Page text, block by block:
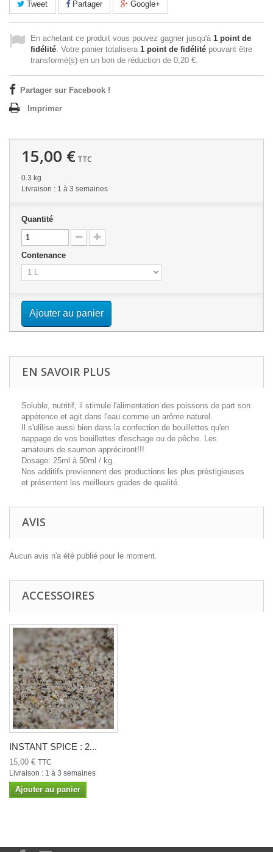
Tweet Partager Google+
En achetant ce produit vous pouvez gagner jusqu'à 1 point de
fidélité . Votre panier totalisera 1 point de fidélité pouvant être
transformé(s) en un bon de réduction de 0,20 €
Partager sur Facebook !
Imprimer
15,00 € TTC
0.3 kg
Livraison : 1 à 3 semaines
Quantité
Contenance
Ajouter au panier
EN SAVOIR PLUS
Soluble, nutritif, il stimule l'alimentation des poissons de part son
appétence et agit dans l'eau comme un arôme naturel.
Il s'ulilise aussi bien dans la confection de bouillettes qu'en
nappage de vos bouillettes d'eschage ou de pêche. Les
amateurs de saumon appréciront!!!
Dosage: 25ml à 50ml / kg.
Nos additifs proviennent des productions les plus préstigieuses
et présentent les meilleurs grades de qualité.
AVIS
Aucun avis n'a été publié pour le moment.
ACCESSOIRES
INSTANT SPICE : 2...
15,00 € TTC
Livraison : 1 à 3 semaines
Ajouter au panier